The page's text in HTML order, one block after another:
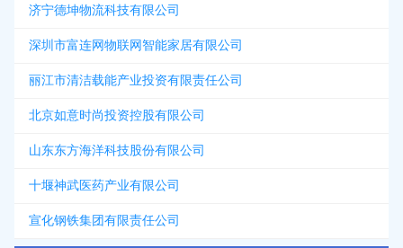
济宁德坤物流科技有限公司
深圳市富连网物联网智能家居有限公司
丽江市清洁载能产业投资有限责任公司
北京如意时尚投资控股有限公司
山东东方海洋科技股份有限公司
十堰神武医药产业有限公司
宣化钢铁集团有限责任公司